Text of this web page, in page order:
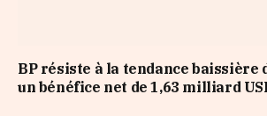
BP résiste à la tendance baissière
un bénéfice net de 1,63 milliard